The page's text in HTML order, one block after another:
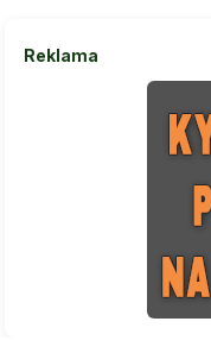
Reklama